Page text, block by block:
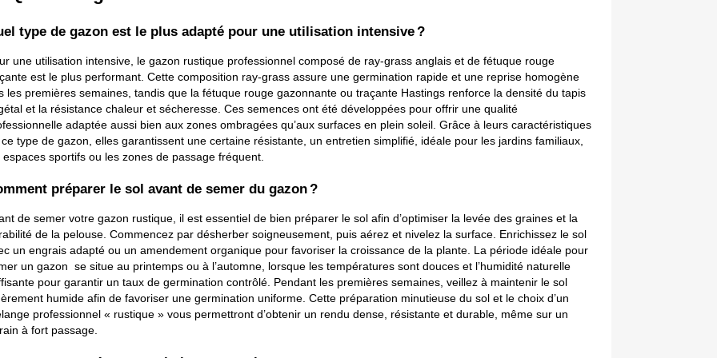
type de gazon est le plus adapté pour une utilisation intensive ?
une utilisation intensive, le gazon rustique professionnel composé de ray-grass anglais et de fétuque rouge
est le plus performant. Cette composition ray-grass assure une germination rapide et une reprise homogène
les premières semaines, tandis que la fétuque rouge gazonnante ou traçante Hastings renforce la densité du tapis
et la résistance chaleur et sécheresse. Ces semences ont été développées pour offrir une qualité
adaptée aussi bien aux zones ombragées qu’aux surfaces en plein soleil. Grâce à leurs caractéristiques
type de gazon, elles garantissent une certaine résistante, un entretien simplifié, idéale pour les jardins familiaux,
espaces sportifs ou les zones de passage fréquent.
préparer le sol avant de semer du gazon ?
de semer votre gazon rustique, il est essentiel de bien préparer le sol afin d’optimiser la levée des graines et la
de la pelouse. Commencez par désherber soigneusement, puis aérez et nivelez la surface. Enrichissez le sol
un engrais adapté ou un amendement organique pour favoriser la croissance de la plante. La période idéale pour
un gazon  se situe au printemps ou à l’automne, lorsque les températures sont douces et l’humidité naturelle
pour garantir un taux de germination contrôlé. Pendant les premières semaines, veillez à maintenir le sol
humide afin de favoriser une germination uniforme. Cette préparation minutieuse du sol et le choix d’un
professionnel « rustique » vous permettront d’obtenir un rendu dense, résistante et durable, même sur un
à fort passage.